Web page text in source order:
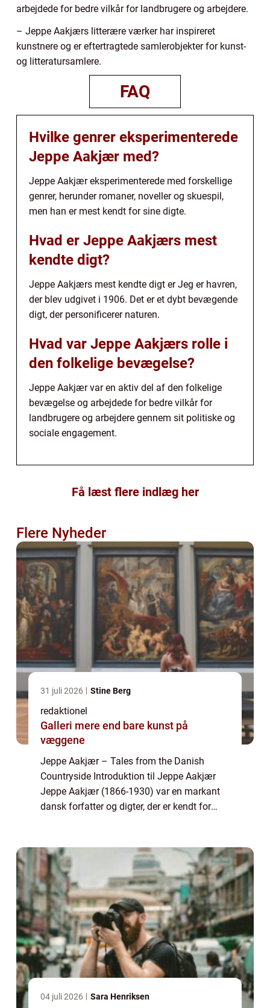
arbejdede for bedre vilkår for landbrugere og arbejdere.
– Jeppe Aakjærs litterære værker har inspireret
kunstnere og er eftertragtede samlerobjekter for kunst-
og litteratursamlere.
FAQ
Hvilke genrer eksperimenterede
Jeppe Aakjær med?
Jeppe Aakjær eksperimenterede med forskellige
genrer, herunder romaner, noveller og skuespil,
men han er mest kendt for sine digte.
Hvad er Jeppe Aakjærs mest
kendte digt?
Jeppe Aakjærs mest kendte digt er Jeg er havren,
der blev udgivet i 1906. Det er et dybt bevægende
digt, der personificerer naturen.
Hvad var Jeppe Aakjærs rolle i
den folkelige bevægelse?
Jeppe Aakjær var en aktiv del af den folkelige
bevægelse og arbejdede for bedre vilkår for
landbrugere og arbejdere gennem sit politiske og
sociale engagement.
Få læst flere indlæg her
Flere Nyheder
31 juli 2026 Stine Berg
redaktionel
Galleri mere end bare kunst på
væggene
Jeppe Aakjær – Tales from the Danish
Countryside Introduktion til Jeppe Aakjær
Jeppe Aakjær (1866-1930) var en markant
dansk forfatter og digter, der er kendt for
04 juli 2026 Sara Henriksen